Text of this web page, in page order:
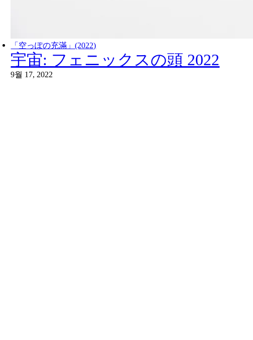
「空っぽの充滿」(2022)
宇宙: フェニックスの頭 2022
9월 17, 2022